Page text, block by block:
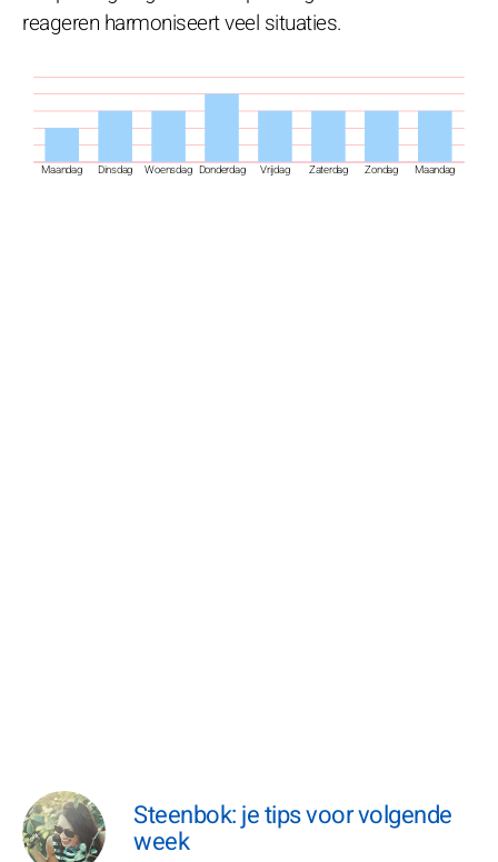
Maandag Dinsdag Woensdag Donderdag Vrijdag Zaterdag Zondag Maandag
reageren harmoniseert veel situaties.
Steenbok: je tips voor volgende
week